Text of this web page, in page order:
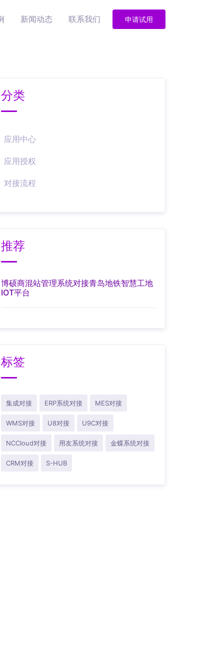
新闻动态 联系我们 申请试用
分类
应用中心
应用授权
对接流程
推荐
博硕商混站管理系统对接青岛地铁智慧工地
IOT平台
标签
集成对接 ERP系统对接 MES对接
WMS对接 U8对接 U9C对接
NCCloud对接 用友系统对接 金蝶系统对接
CRM对接 S-HUB